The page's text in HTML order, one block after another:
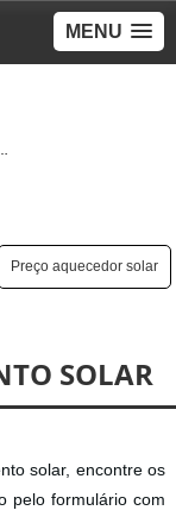
MENU
Preço aquecedor solar
SOLAR
solar, encontre os
pelo formulário com